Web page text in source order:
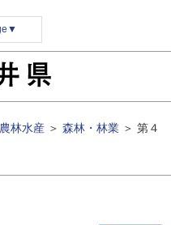
▼
林水産 ＞ 森林・林業 ＞ 第４